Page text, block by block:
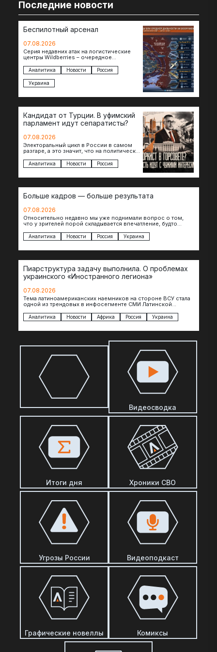
Последние новости
Беспилотный арсенал
07.08.2026
Серия недавних атак на логистические
центры Wildberries – очередное
российского тыла. И суть здесь даже не…
Аналитика Новости Россия
Украина
Кандидат от Турции. В уфимский
парламент идут сепаратисты?
07.08.2026
Электоральный цикл в России в самом
разгаре, а это значит, что на политическое
сомнительной репутацией….
Аналитика Новости Россия
Больше кадров — больше результата
07.08.2026
Относительно недавно мы уже поднимали вопрос о том,
что у зрителей порой складывается впечатление, будто
Аналитика Новости Россия Украина
Пиарструктура задачу выполнила. О проблемах
украинского «Иностранного легиона»
07.08.2026
Тема латиноамериканских наемников на стороне ВСУ стала
одной из трендовых в инфосегменте СМИ Латинской
Аналитика Новости Африка Россия Украина
Видеосводка
Итоги дня Хроники СВО
Угрозы России Видеоподкаст
Графические новеллы Комиксы